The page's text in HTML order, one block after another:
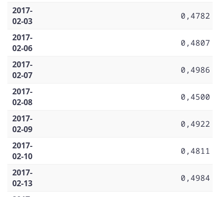
2017-
02-03
0,4782
2017-
02-06
0,4807
2017-
02-07
0,4986
2017-
02-08
0,4500
2017-
02-09
0,4922
2017-
02-10
0,4811
2017-
02-13
0,4984